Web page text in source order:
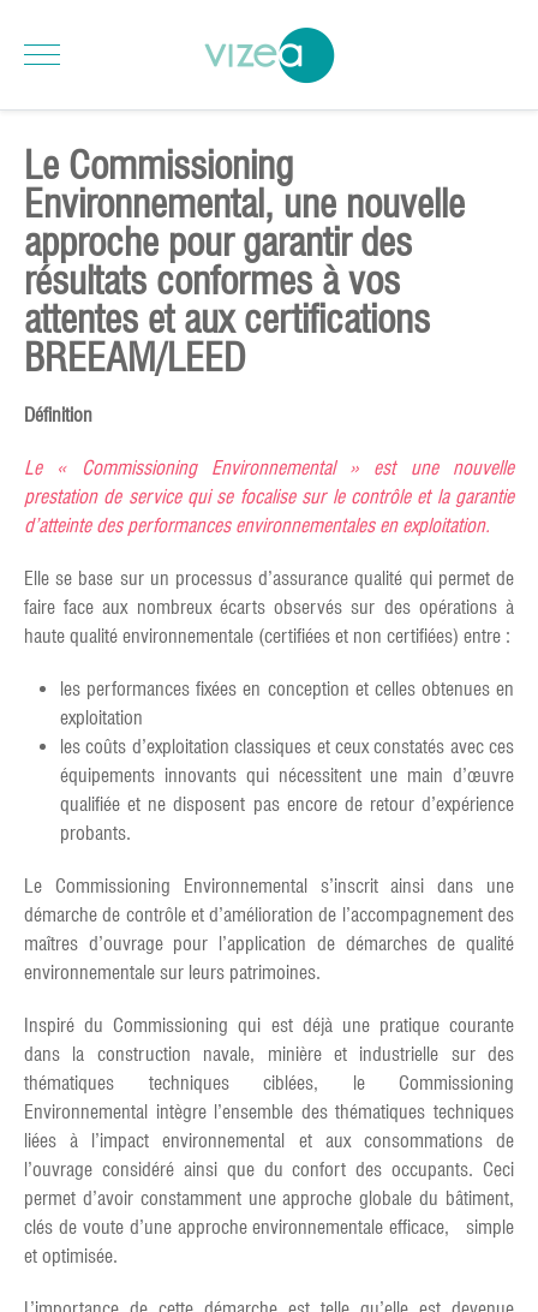
Le Commissioning
Environnemental, une nouvelle
approche pour garantir des
résultats conformes à vos
attentes et aux certifications
BREEAM/LEED
Définition
Le « Commissioning Environnemental » est une nouvelle
prestation de service qui se focalise sur le contrôle et la garantie
d’atteinte des performances environnementales en exploitation.
Elle se base sur un processus d’assurance qualité qui permet de
faire face aux nombreux écarts observés sur des opérations à
haute qualité environnementale (certifiées et non certifiées) entre :
les performances fixées en conception et celles obtenues en
exploitation
les coûts d’exploitation classiques et ceux constatés avec ces
équipements innovants qui nécessitent une main d’œuvre
qualifiée et ne disposent pas encore de retour d’expérience
probants.
Le Commissioning Environnemental s’inscrit ainsi dans une
démarche de contrôle et d’amélioration de l’accompagnement des
maîtres d’ouvrage pour l’application de démarches de qualité
environnementale sur leurs patrimoines.
Inspiré du Commissioning qui est déjà une pratique courante
dans la construction navale, minière et industrielle sur des
thématiques techniques ciblées, le Commissioning
Environnemental intègre l’ensemble des thématiques techniques
liées à l’impact environnemental et aux consommations de
l’ouvrage considéré ainsi que du confort des occupants. Ceci
permet d’avoir constamment une approche globale du bâtiment,
clés de voute d’une approche environnementale efficace, simple
et optimisée.